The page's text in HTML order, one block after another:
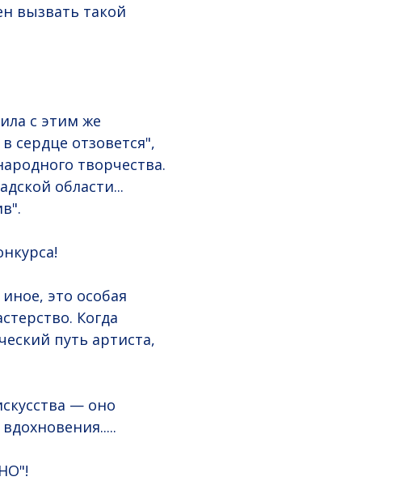
вызвать такой
с этим же
сердце отзовется",
творчества.
области...
это особая
Когда
путь артиста,
— оно